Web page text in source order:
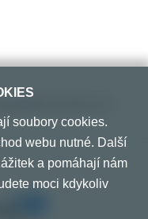
soubory cookies.
webu nutné. Další
a pomáhají nám
moci kdykoliv